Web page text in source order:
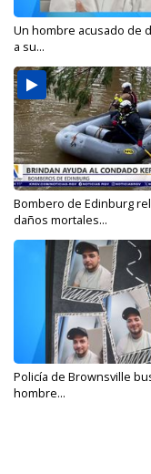
Un hombre acusado de
a su...
Bombero de Edinburg
daños mortales...
Policía de Brownsville
hombre...